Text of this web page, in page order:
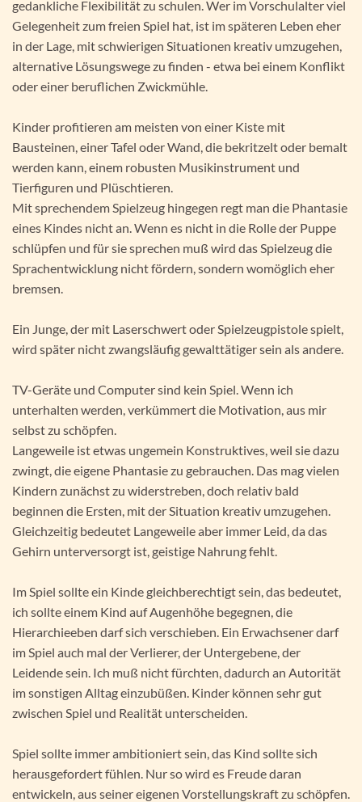
gedankliche Flexibilität zu schulen. Wer im Vorschulalter viel
Gelegenheit zum freien Spiel hat, ist im späteren Leben eher
in der Lage, mit schwierigen Situationen kreativ umzugehen,
alternative Lösungswege zu finden - etwa bei einem Konflikt
oder einer beruflichen Zwickmühle.
Kinder profitieren am meisten von einer Kiste mit
Bausteinen, einer Tafel oder Wand, die bekritzelt oder bemalt
werden kann, einem robusten Musikinstrument und
Tierfiguren und Plüschtieren.
Mit sprechendem Spielzeug hingegen regt man die Phantasie
eines Kindes nicht an. Wenn es nicht in die Rolle der Puppe
schlüpfen und für sie sprechen muß wird das Spielzeug die
Sprachentwicklung nicht fördern, sondern womöglich eher
bremsen.
Ein Junge, der mit Laserschwert oder Spielzeugpistole spielt,
wird später nicht zwangsläufig gewalttätiger sein als andere.
TV-Geräte und Computer sind kein Spiel. Wenn ich
unterhalten werden, verkümmert die Motivation, aus mir
selbst zu schöpfen.
Langeweile ist etwas ungemein Konstruktives, weil sie dazu
zwingt, die eigene Phantasie zu gebrauchen. Das mag vielen
Kindern zunächst zu widerstreben, doch relativ bald
beginnen die Ersten, mit der Situation kreativ umzugehen.
Gleichzeitig bedeutet Langeweile aber immer Leid, da das
Gehirn unterversorgt ist, geistige Nahrung fehlt.
Im Spiel sollte ein Kinde gleichberechtigt sein, das bedeutet,
ich sollte einem Kind auf Augenhöhe begegnen, die
Hierarchieeben darf sich verschieben. Ein Erwachsener darf
im Spiel auch mal der Verlierer, der Untergebene, der
Leidende sein. Ich muß nicht fürchten, dadurch an Autorität
im sonstigen Alltag einzubüßen. Kinder können sehr gut
zwischen Spiel und Realität unterscheiden.
Spiel sollte immer ambitioniert sein, das Kind sollte sich
herausgefordert fühlen. Nur so wird es Freude daran
entwickeln, aus seiner eigenen Vorstellungskraft zu schöpfen.